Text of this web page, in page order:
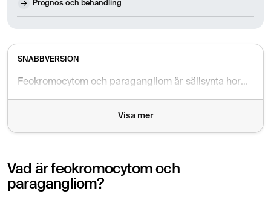
Prognos och behandling
SNABBVERSION
Feokromocytom och paragangliom är sällsynta hormonproducerande tumörer som utgår från kromaffina celler i binjurar eller längs det autonoma nervsystemet. Tumörerna kan producera stora mängder stresshormoner och orsaka symtom som plötsligt högt blodtryck, hjärtklappning, svettningar och huvudvärk. Många symtom misstolkas initialt som stress eller ångest. Diagnosen ställs främst med blodprov som mäter metoxikatekolaminer i kombination med bilddiagnostik. Behandlingen är oftast kirurgisk och prognosen är god vid tidig upptäckt.
Visa mer
Vad är feokromocytom och
paragangliom?